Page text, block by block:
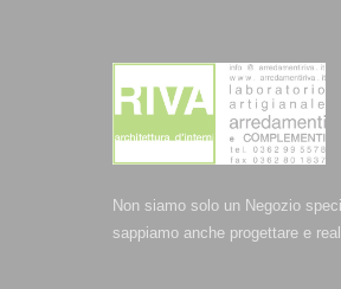
Non siamo solo un Negozio
sappiamo anche progettare e